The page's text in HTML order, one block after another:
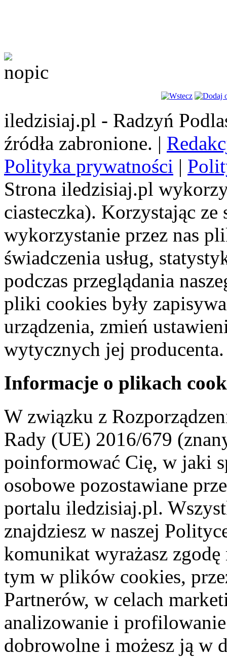
iledzisiaj.pl - Radzyń
źródła zabronione. |
Polityka prywatności |
Strona iledzisiaj.pl
ciasteczka). Korzystając
wykorzystanie przez nas
świadczenia usług,
podczas przeglądania
pliki cookies były
urządzenia, zmień
wytycznych jej producenta.
Informacje o plikach
W związku z
Rady (UE) 2016/679
poinformować Cię, w jaki
osobowe pozostawiane
portalu iledzisiaj.pl.
znajdziesz w naszej
komunikat wyrażasz
tym w plików cookies,
Partnerów, w celach
analizowanie i
dobrowolne i możesz ją w